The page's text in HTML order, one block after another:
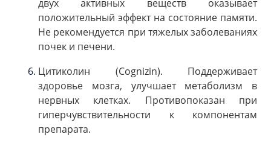
двух активных веществ оказывает
положительный эффект на состояние памяти.
Не рекомендуется при тяжелых заболеваниях
почек и печени.
Цитиколин (Cognizin). Поддерживает
здоровье мозга, улучшает метаболизм в
нервных клетках. Противопоказан при
гиперчувствительности к компонентам
препарата.